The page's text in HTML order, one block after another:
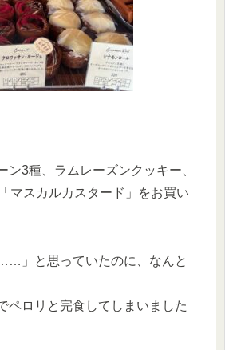
ン3種、ラムレーズンクッキー、
マスカルカスタード」をお買い
」と思っていたのに、なんと
ペロリと完食してしまいました